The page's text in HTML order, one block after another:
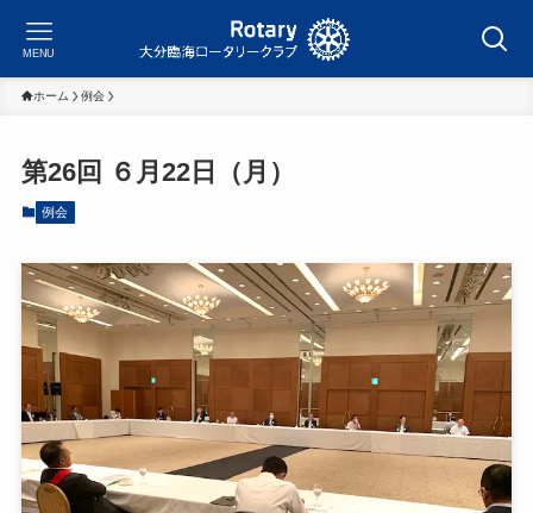
MENU
ホーム 例会
第26回 ６月22日（月）
例会